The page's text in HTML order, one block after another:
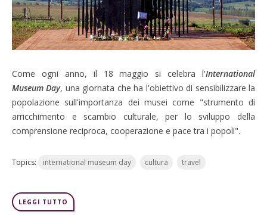
Come ogni anno, il 18 maggio si celebra l'International
Museum Day, una giornata che ha l'obiettivo di sensibilizzare la
popolazione sull'importanza dei musei come "strumento di
arricchimento e scambio culturale, per lo sviluppo della
comprensione reciproca, cooperazione e pace tra i popoli".
Topics: international museum day cultura travel
LEGGI TUTTO